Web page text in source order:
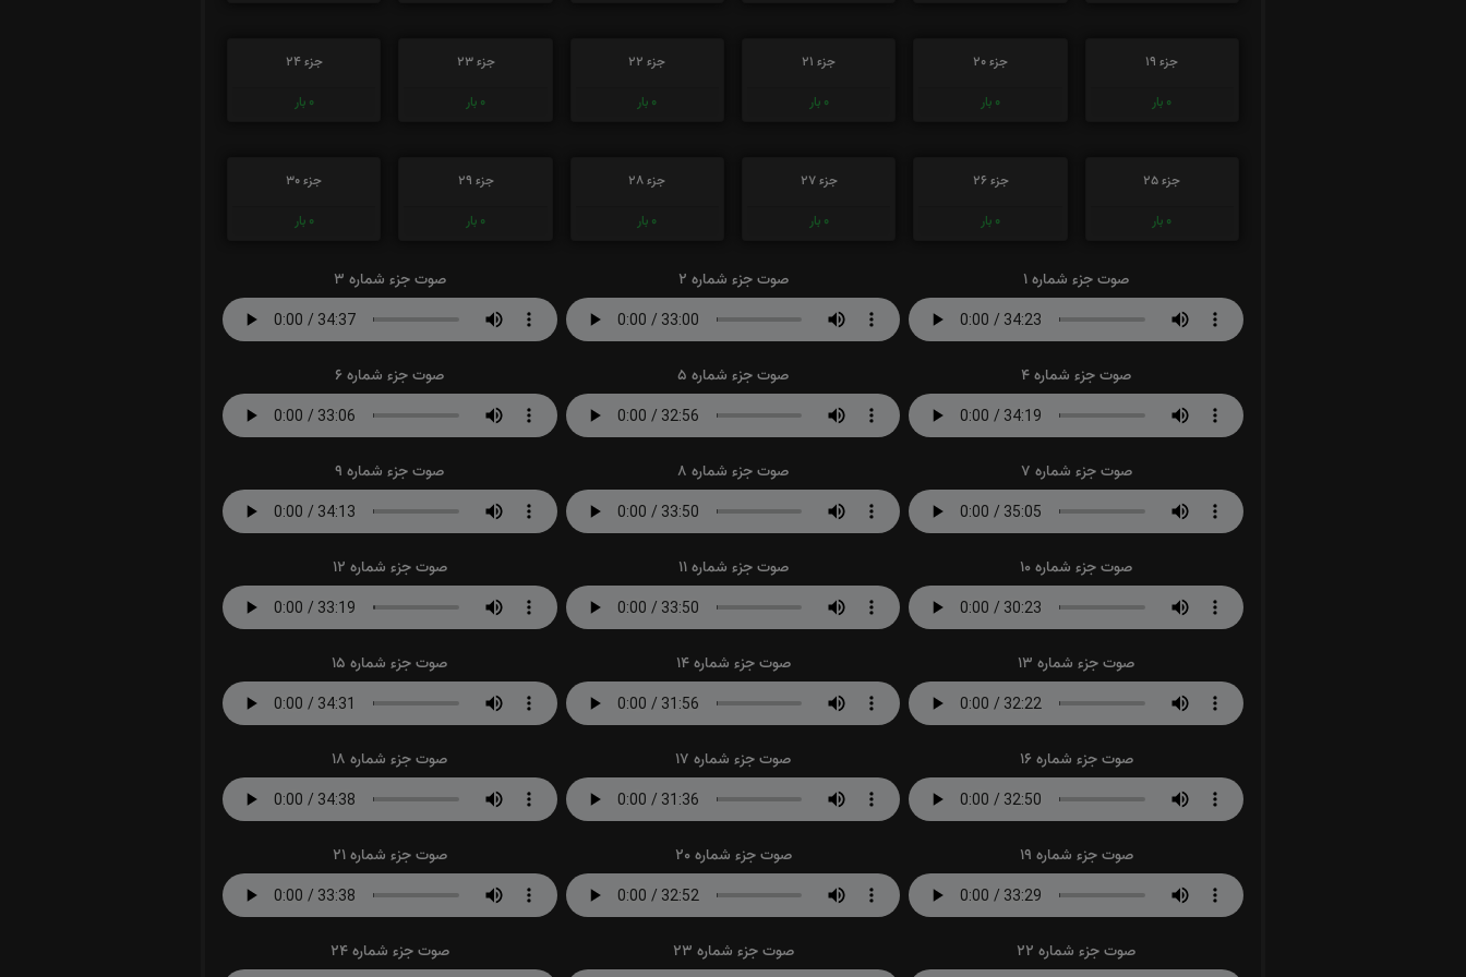
جزء 19
0 بار
جزء 20
0 بار
جزء 21
0 بار
جزء 22
0 بار
جزء 23
0 بار
جزء 24
0 بار
جزء 25
0 بار
جزء 26
0 بار
جزء 27
0 بار
جزء 28
0 بار
جزء 29
0 بار
جزء 30
0 بار
صوت جزء شماره 1 صوت جزء شماره 2 صوت جزء شماره 3
صوت جزء شماره 4 صوت جزء شماره 5 صوت جزء شماره 6
صوت جزء شماره 7 صوت جزء شماره 8 صوت جزء شماره 9
صوت جزء شماره 10 صوت جزء شماره 11 صوت جزء شماره 12
صوت جزء شماره 13 صوت جزء شماره 14 صوت جزء شماره 15
صوت جزء شماره 16 صوت جزء شماره 17 صوت جزء شماره 18
صوت جزء شماره 19 صوت جزء شماره 20 صوت جزء شماره 21
صوت جزء شماره 22 صوت جزء شماره 23 صوت جزء شماره 24